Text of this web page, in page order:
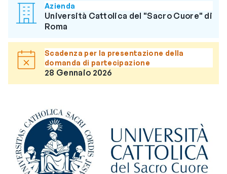
Azienda
Università Cattolica del "Sacro Cuore" di
Roma
Scadenza per la presentazione della
domanda di partecipazione
28 Gennaio 2026